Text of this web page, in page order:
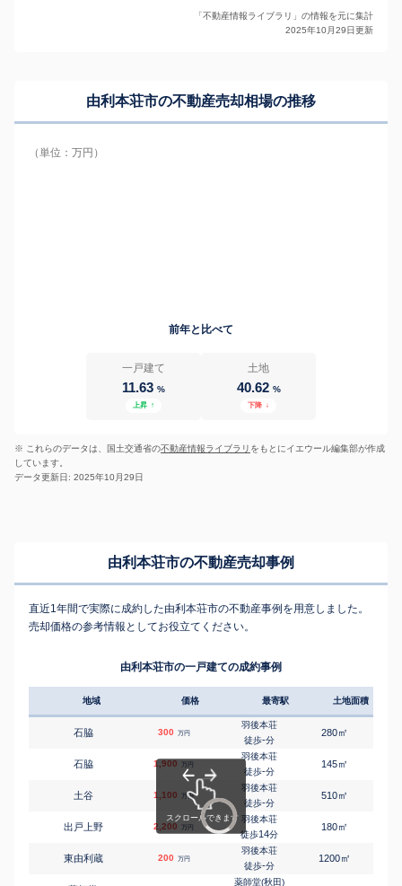
「不動産情報ライブラリ」の情報を元に集計
2025年10月29日更新
由利本荘市の不動産売却相場の推移
（単位：万円）
前年と比べて
一戸建て
11.63 %
上昇 ↑
土地
40.62 %
下降 ↓
※ これらのデータは、国土交通省の不動産情報ライブラリ をもとにイエウール編集部が作成
しています。
データ更新日: 2025年10月29日
由利本荘市の不動産売却事例
直近1年間で実際に成約した由利本荘市の不動産事例を用意しました。
売却価格の参考情報としてお役立てください。
由利本荘市の一戸建ての成約事例
地域 価格 最寄駅 土地面積
石脇 300 万円
羽後本荘
徒歩-分
280㎡
石脇 1,900 万円
羽後本荘
徒歩-分
145㎡
土谷 1,100 万円
羽後本荘
徒歩-分
510㎡
出戸上野 2,200 万円
羽後本荘
徒歩14分
180㎡
東由利蔵 200 万円
羽後本荘
徒歩-分
1200㎡
薬師堂(秋田)